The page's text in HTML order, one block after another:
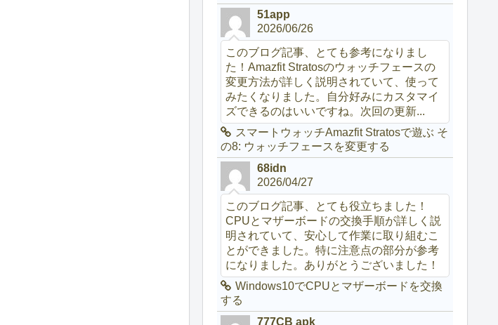
51app
2026/06/26
このブログ記事、とても参考になりまし
た！Amazfit Stratosのウォッチフェースの
変更方法が詳しく説明されていて、使って
みたくなりました。自分好みにカスタマイ
ズできるのはいいですね。次回の更新...
スマートウォッチAmazfit Stratosで遊ぶ そ
の8: ウォッチフェースを変更する
68idn
2026/04/27
このブログ記事、とても役立ちました！
CPUとマザーボードの交換手順が詳しく説
明されていて、安心して作業に取り組むこ
とができました。特に注意点の部分が参考
になりました。ありがとうございました！
Windows10でCPUとマザーボードを交換
する
777CB apk